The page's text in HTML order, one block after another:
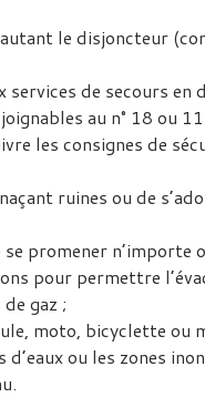
le disjoncteur
services de secours en
au n° 18 ou
les consignes de
ruines ou de
promener n’importe
pour permettre
gaz ;
moto, bicyclette ou
ou les zones